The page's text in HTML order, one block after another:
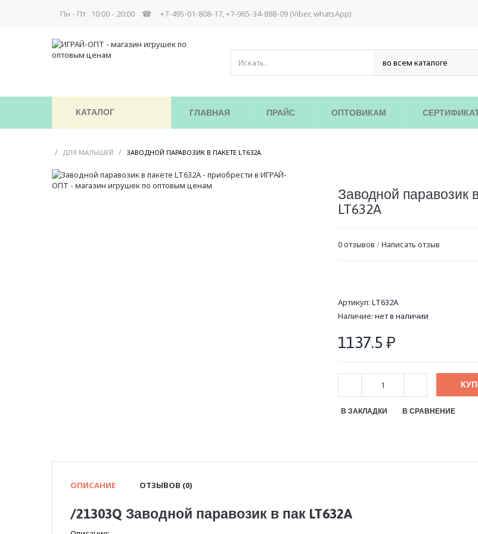
Пн - Пт 10:00 - 20:00 ☎ +7-495-01-808-17, +7-965-34-888-09 (Viber, whatsApp)
КАТАЛОГ ГЛАВНАЯ ПРАЙС ОПТОВИКАМ
/ ДЛЯ МАЛЫШЕЙ / ЗАВОДНОЙ ПАРАВОЗИК В ПАКЕТЕ LT632A
Заводной паравозик
LT632A
0 отзывов /Написать отзыв
Артикул: LT632A
Наличие: нет в наличии
1137.5 ₽
В ЗАКЛАДКИ В СРАВНЕНИЕ
ОПИСАНИЕ ОТЗЫВОВ (0)
/21303Q Заводной паравозик в пак LT632A